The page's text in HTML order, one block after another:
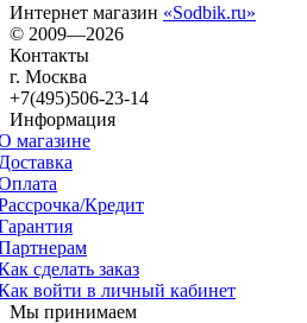
Интернет магазин «Sodbik.ru»
© 2009—2026
Контакты
г. Москва
+7(495)506-23-14
Информация
магазине
Кредит
сделать заказ
войти в личный кабинет
Мы принимаем